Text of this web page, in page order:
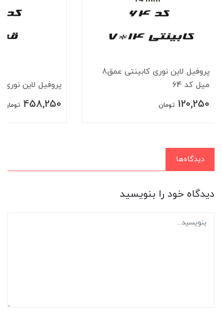
پروفیل لاین نوری کابینتی عمق8
میل کد 64
120,250 تومان
پروفیل لاین نوری
458,250 تومان
دیدگاه‌ها
دیدگاه خود را بنویسید